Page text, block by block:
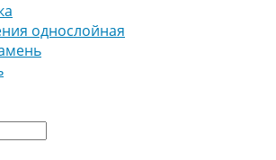
однослойная